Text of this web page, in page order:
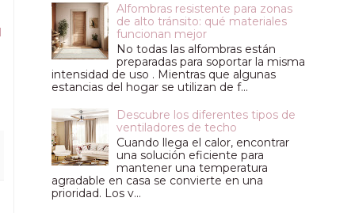
Alfombras resistente para zonas
de alto tránsito: qué materiales
funcionan mejor
No todas las alfombras están
preparadas para soportar la misma
intensidad de uso . Mientras que algunas
estancias del hogar se utilizan de f...
Descubre los diferentes tipos de
ventiladores de techo
Cuando llega el calor, encontrar
una solución eficiente para
mantener una temperatura
agradable en casa se convierte en una
prioridad. Los v...